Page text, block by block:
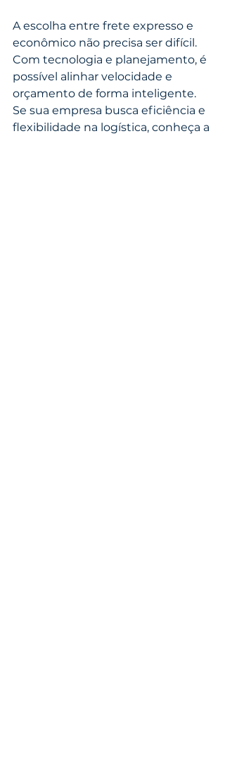
A escolha entre frete expresso e
econômico não precisa ser difícil.
Com tecnologia e planejamento, é
possível alinhar velocidade e
orçamento de forma inteligente.
Se sua empresa busca eficiência e
flexibilidade na logística, conheça a